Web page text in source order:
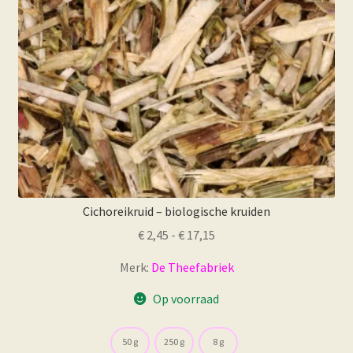
Cichoreikruid – biologische kruiden
€ 2,45 - € 17,15
tot
€ 17,15
Merk: De Theefabriek
Op voorraad
50 g 250 g 8 g